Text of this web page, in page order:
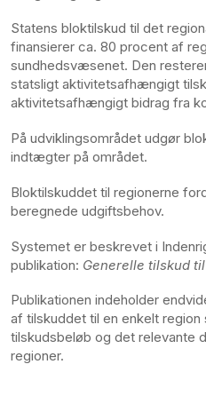
Statens bloktilskud til det
finansierer ca. 80 procent af
sundhedsvæsenet. Den
statsligt aktivitetsafhængigt
aktivitetsafhængigt bidrag fra
På udviklingsområdet udgør
indtægter på området.
Bloktilskuddet til regionerne
beregnede udgiftsbehov.
Systemet er beskrevet i
publikation: Generelle tilskud
Publikationen indeholder
af tilskuddet til en enkelt region
tilskudsbeløb og det relevante
regioner.